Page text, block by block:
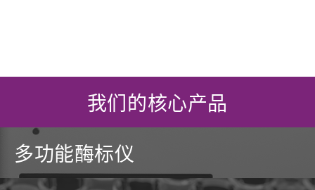
我们的核心产品
多功能酶标仪
多功能微孔板读板仪能够在两种或更多